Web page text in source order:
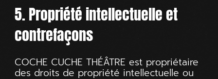
5. Propriété intellectuelle et
contrefaçons
COCHE CUCHE THÉÂTRE est propriétaire
des droits de propriété intellectuelle ou